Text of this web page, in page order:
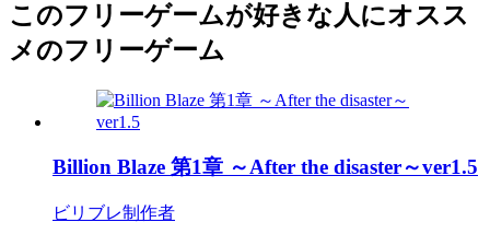
このフリーゲームが好きな人にオスス
メのフリーゲーム
Billion Blaze 第1章 ～After the disaster～ver1.5
ビリブレ制作者